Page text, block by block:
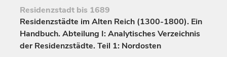
Residenzstadt bis 1689
Residenzstädte im Alten Reich (1300-1800). Ein
Handbuch. Abteilung I: Analytisches Verzeichnis
der Residenzstädte. Teil 1: Nordosten